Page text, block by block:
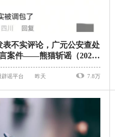
表不实评论，广元公安查处
案件——熊猫斩谣（2026
辟谣平台 昨天 7.8万